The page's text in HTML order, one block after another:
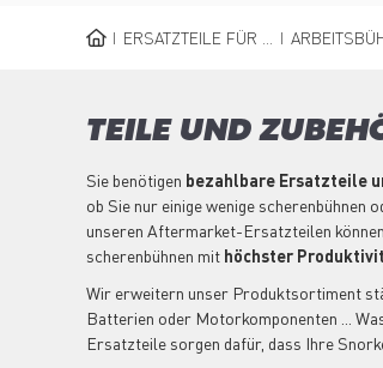
ERSATZTEILE FÜR ...
TEILE UND
Sie benötigen bezahlbare Ersatzteile
ob Sie nur einige wenige scherenbühnen
unseren Aftermarket-Ersatzteilen
scherenbühnen mit höchster
Wir erweitern unser Produktsortiment
Batterien oder Motorkomponenten ...
Ersatzteile sorgen dafür, dass Ihre